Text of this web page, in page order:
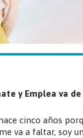
y Emplea va
cinco años
va a faltar, soy